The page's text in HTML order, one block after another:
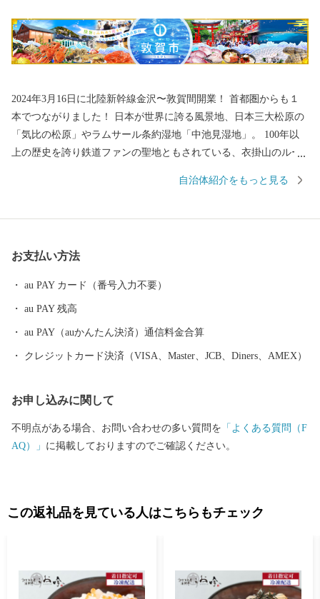
2024年3月16日に北陸新幹線金沢〜敦賀間開業！ 首都圏からも１
本でつながりました！ 日本が世界に誇る風景地、日本三大松原の
「気比の松原」やラムサール条約湿地「中池見湿地」。 100年以
上の歴史を誇り鉄道ファンの聖地ともされている、衣掛山のルー
賀ふぐ」等豊富な海の幸。 日本最北限、甘さが自慢の「東浦みか
サイトできました。 詳しくは、下記ページをご覧ください。 http
るさと納税コールセンター TEL：050-3090-1336 Mail：f.tsuruga
@do-furusato.jp 受付時間 午前9時00分～午後5時45分 (土曜日・
日曜日・祝日及び12月30日～1月3日を除く) ■ワンストップ特例申
ストップ特例申請書類受付係 宛
自治体紹介をもっと見る
お支払い方法
au PAY カード（番号入力不要）
au PAY 残高
au PAY（auかんたん決済）通信料金合算
クレジットカード決済（VISA、Master、JCB、Diners、AMEX）
お申し込みに関して
不明点がある場合、お問い合わせの多い質問を 「よくある質問（F
AQ）」 に掲載しておりますのでご確認ください。
この返礼品を見ている人はこちらもチェック